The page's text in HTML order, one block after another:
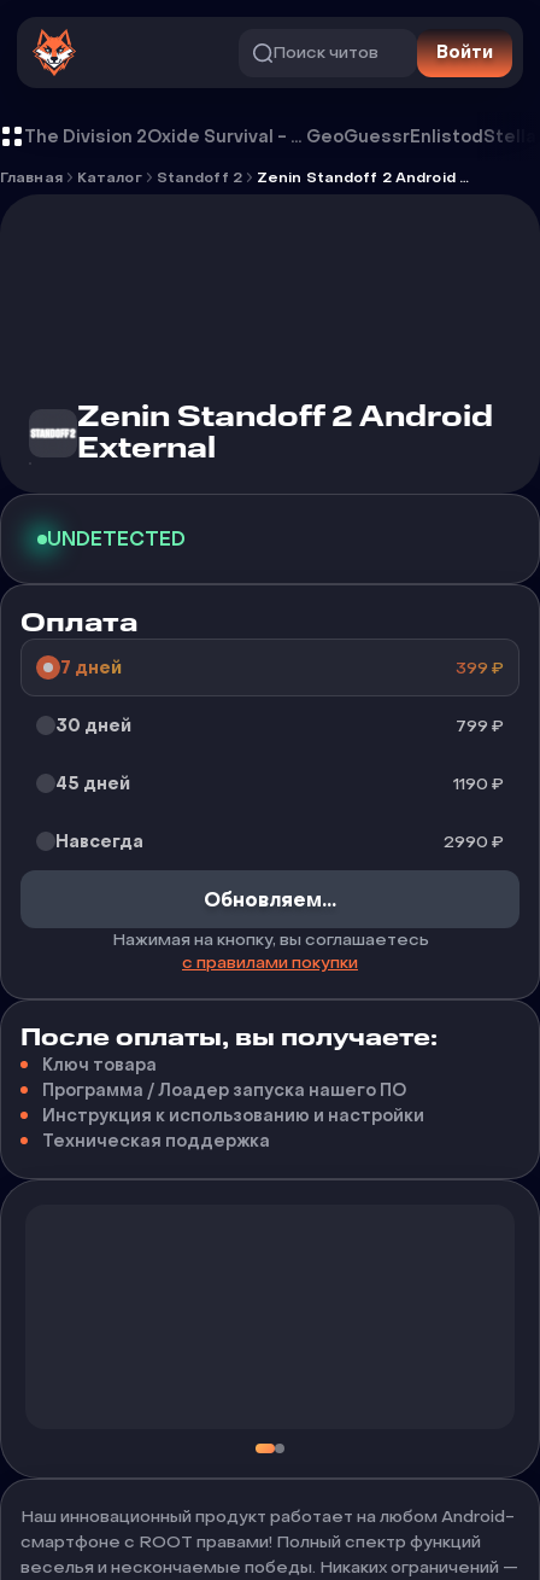
Поиск читов Войти
The Division 2 Oxide Survival - Rust Mobile GeoGuessrEnlistodStella
Главная Каталог Standoff 2 Zenin Standoff 2 Android External
Zenin Standoff 2 Android
External
UNDETECTED
Оплата
7 дней 399 ₽
30 дней 799 ₽
45 дней 1190 ₽
Навсегда 2990 ₽
Обновляем...
Нажимая на кнопку, вы соглашаетесь
с правилами покупки
После оплаты, вы получаете:
Ключ товара
Программа / Лоадер запуска нашего ПО
Инструкция к использованию и настройки
Техническая поддержка
Наш инновационный продукт работает на любом Android-
смартфоне с ROOT правами! Полный спектр функций
веселья и нескончаемые победы. Никаких ограничений —